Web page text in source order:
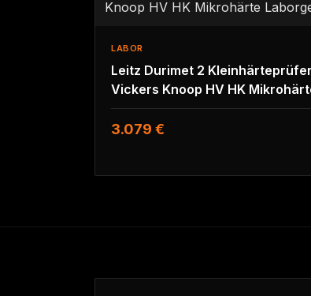
LABOR
Leitz Durimet 2 Kleinhärteprüfer
Vickers Knoop HV HK
Laborgerät
3.079 €